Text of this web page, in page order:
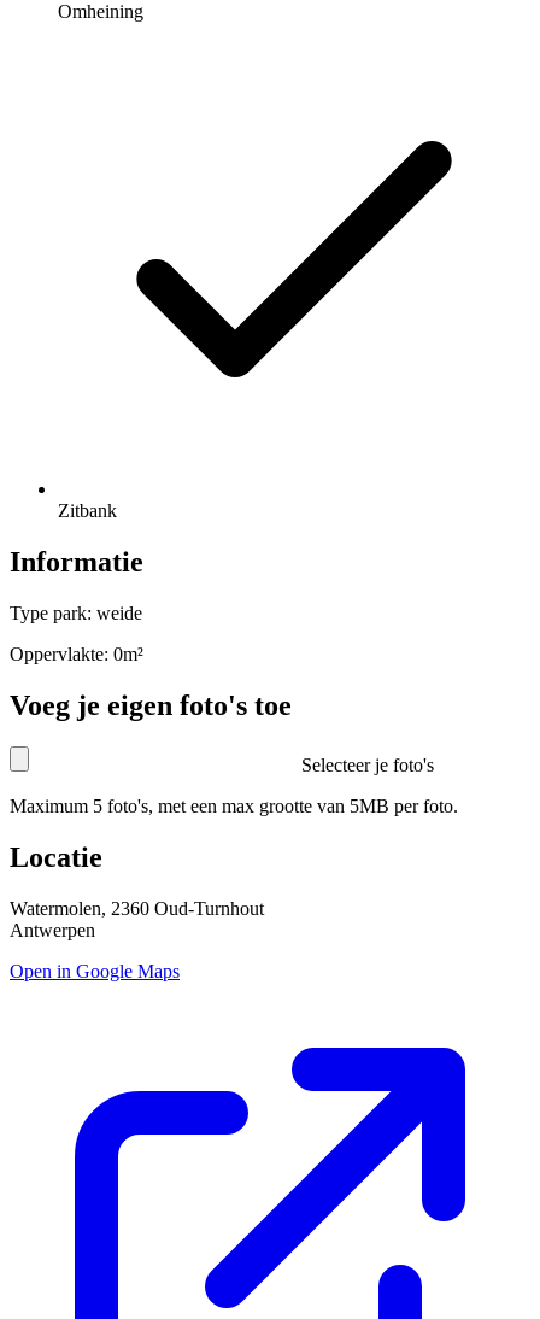
Omheining
Zitbank
Informatie
Type park: weide
Oppervlakte: 0m²
Voeg je eigen foto's toe
Selecteer je foto's
Maximum 5 foto's, met een max grootte van 5MB per foto.
Locatie
Watermolen, 2360 Oud-Turnhout
Antwerpen
Open in Google Maps